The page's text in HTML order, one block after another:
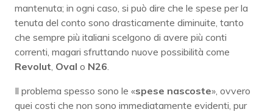
mantenuta; in ogni caso, si può dire che le spese per la
tenuta del conto sono drasticamente diminuite, tanto
che sempre più italiani scelgono di avere più conti
correnti, magari sfruttando nuove possibilità come
Revolut Oval o N26
Il problema spesso sono le «spese nascoste», ovvero
quei costi che non sono immediatamente evidenti, pur